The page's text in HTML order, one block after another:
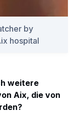
by
hospital
weitere
Aix, die von